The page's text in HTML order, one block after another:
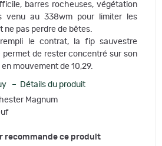
barres rocheuses, végétation
venu au 338wm pour limiter les
ne pas perdre de bêtes.
le contrat, la fip sauvestre
de rester concentré sur son
mouvement de 10,29.
– Détails du produit
Magnum
recommande ce produit